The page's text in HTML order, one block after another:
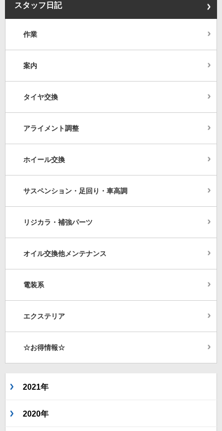
スタッフ日記
作業
案内
タイヤ交換
アライメント調整
ホイール交換
サスペンション・足回り・車高調
リジカラ・補強パーツ
オイル交換他メンテナンス
電装系
エクステリア
☆お得情報☆
2021年
2020年